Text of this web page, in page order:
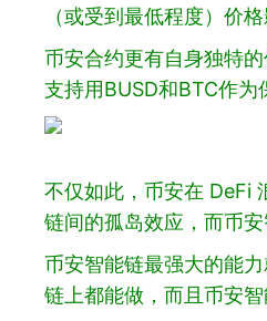
（或受到最低程度）价
币安合约更有自身独特
支持用BUSD和BTC作为
不仅如此，币安在 DeFi
链间的孤岛效应，而币
币安智能链最强大的能
链上都能做，而且币安